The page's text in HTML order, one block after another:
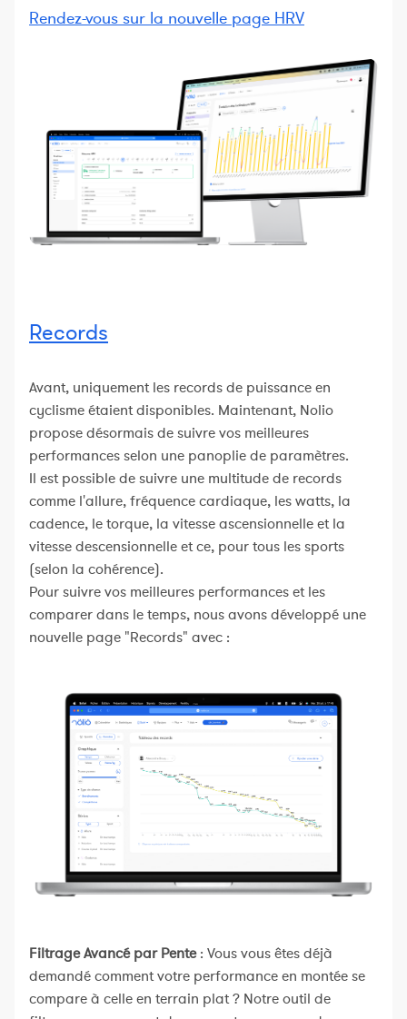
Rendez-vous sur la nouvelle page HRV
Records
Avant, uniquement les records de puissance en
cyclisme étaient disponibles. Maintenant, Nolio
propose désormais de suivre vos meilleures
performances selon une panoplie de paramètres.
Il est possible de suivre une multitude de records
comme l'allure, fréquence cardiaque, les watts, la
cadence, le torque, la vitesse ascensionnelle et la
vitesse descensionnelle et ce, pour tous les sports
(selon la cohérence).
Pour suivre vos meilleures performances et les
comparer dans le temps, nous avons développé une
nouvelle page "Records" avec :
Filtrage Avancé par Pente: Vous vous êtes déjà
demandé comment votre performance en montée se
compare à celle en terrain plat ? Notre outil de